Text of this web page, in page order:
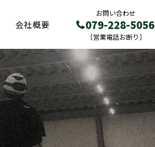
会社概要
お問い合わせ
079-228-5056
［営業電話お断り］